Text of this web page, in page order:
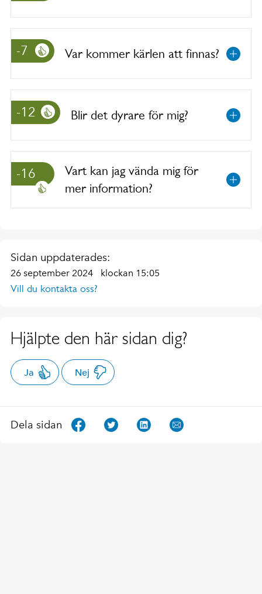
-7 Var kommer kärlen att finnas?
-12 Blir det dyrare för mig?
-16
Vart kan jag vända mig för
mer information?
Sidan uppdaterades:
26 september 2024 klockan 15:05
Vill du kontakta oss?
Hjälpte den här sidan dig?
Ja Nej
Dela sidan